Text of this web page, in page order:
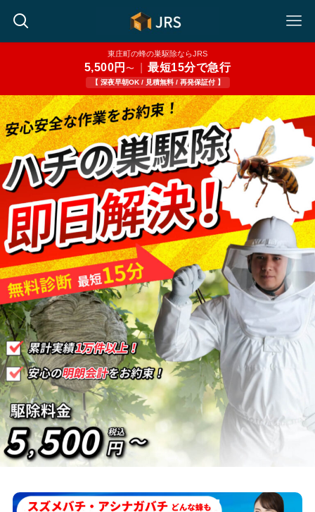
東庄町の蜂の巣駆除ならJRS
5,500円 〜 最短15分で急行
【 深夜早朝OK / 見積無料 / 再発保証付 】